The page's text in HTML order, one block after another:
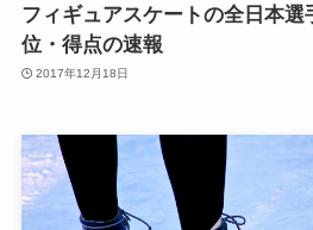
フィギュアスケートの全日本
位・得点の速報
2017年12月18日